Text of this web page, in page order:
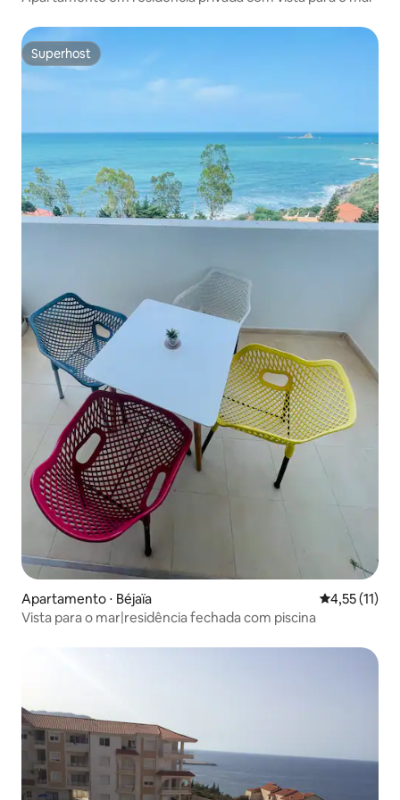
Superhost
Superhost
Apartamento ⋅ Béjaïa 4,55 de uma
4,55 (11)
Vista para o mar|residência fechada com piscina